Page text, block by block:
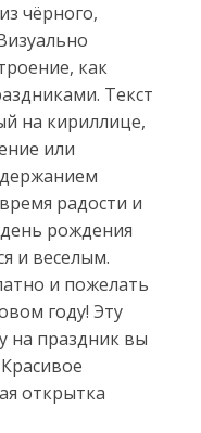
чёрного,
как
Текст
на кириллице,
или
радости и
рождения
и веселым.
и пожелать
году! Эту
на праздник вы
открытка